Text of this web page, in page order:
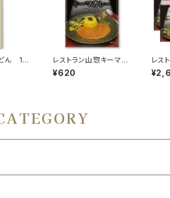
ん 1箱
レストラン山惣キーマカ
レー 200g
¥620
レス
ット
計4個